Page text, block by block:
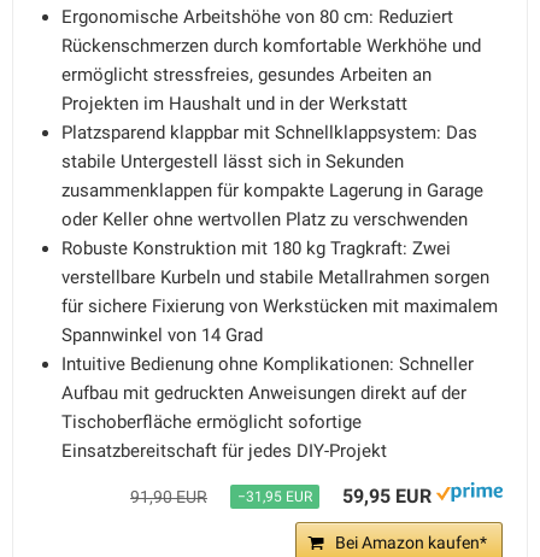
Ergonomische Arbeitshöhe von 80 cm: Reduziert
Rückenschmerzen durch komfortable Werkhöhe und
ermöglicht stressfreies, gesundes Arbeiten an
Projekten im Haushalt und in der Werkstatt
Platzsparend klappbar mit Schnellklappsystem: Das
stabile Untergestell lässt sich in Sekunden
zusammenklappen für kompakte Lagerung in Garage
oder Keller ohne wertvollen Platz zu verschwenden
Robuste Konstruktion mit 180 kg Tragkraft: Zwei
verstellbare Kurbeln und stabile Metallrahmen sorgen
für sichere Fixierung von Werkstücken mit maximalem
Spannwinkel von 14 Grad
Intuitive Bedienung ohne Komplikationen: Schneller
Aufbau mit gedruckten Anweisungen direkt auf der
Tischoberfläche ermöglicht sofortige
Einsatzbereitschaft für jedes DIY-Projekt
91,90 EUR −31,95 EUR 59,95 EUR
Bei Amazon kaufen*